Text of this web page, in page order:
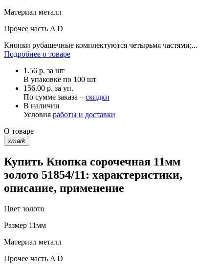
Материал металл
Прочее часть A D
Кнопки рубашечные комплектуются четырьмя частями;...
Подробнее о товаре
1.56 р. за шт
В упаковке по 100 шт
156.00 р. за уп.
По сумме заказа – скидки
В наличии
Условия работы и доставки
О товаре
xmark
Купить Кнопка сорочечная 11мм
золото 51854/11: характеристики,
описание, применение
Цвет золото
Размер 11мм
Материал металл
Прочее часть A D